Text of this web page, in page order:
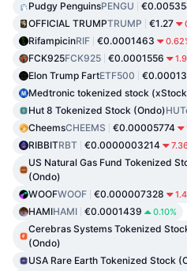
Pudgy PenguinsPENGU
OFFICIAL TRUMPTRUMP €1.27
RifampicinRIF €0.0001463
FCK925FCK925 €0.0001556
Elon Trump FartETF500
Medtronic tokenized stock
Hut 8 Tokenized Stock (Ondo)
CheemsCHEEMS €0.00005774
RIBBITRBT €0.0000003214
US Natural Gas Fund Tokenized
(Ondo)
WOOFWOOF €0.000007328
HAMIHAMI €0.0001439 0.10%
Cerebras Systems Tokenized
(Ondo)
USA Rare Earth Tokenized Stock